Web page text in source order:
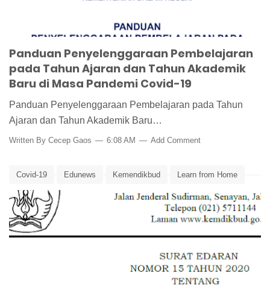
Panduan Penyelenggaraan Pembelajaran
pada Tahun Ajaran dan Tahun Akademik
Baru di Masa Pandemi Covid-19
Panduan Penyelenggaraan Pembelajaran pada Tahun
Ajaran dan Tahun Akademik Baru…
Written By Cecep Gaos 6:08 AM Add Comment
Covid-19 Edunews Kemendikbud Learn from Home
Online Learning SE Sesjen Stay Home
Surat Edaran Work from Home